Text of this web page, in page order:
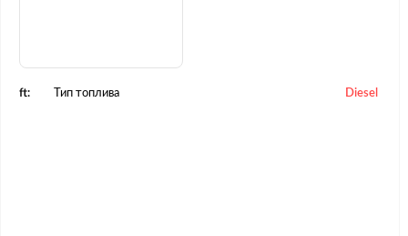
ft: Тип топлива Diesel